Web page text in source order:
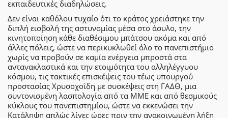
εκπαιδευτικές διαδηλώσεις.
Δεν είναι καθόλου τυχαίο ότι το κράτος χρειάστηκε την
διπλή εισβολή της αστυνομίας μέσα στο άσυλο, την
κινητοποίηση κάθε διαθέσιμου μπάτσου ακόμα και από
άλλες πόλεις, ώστε να περικυκλωθεί όλο το πανεπιστήμιο
χωρίς να προβούν σε καμία ενέργεια μπροστά στα
αντανακλαστικά και την ετοιμότητα του αλληλέγγυου
κόσμου, τις τακτικές επισκέψεις του τέως υπουργού
προστασίας Χρυσοχοΐδη με συσκέψεις στη ΓΑΔΘ, μια
συντονισμένη λασπολογία από τα ΜΜΕ και από θεσμικούς
κύκλους του πανεπιστημίου, ώστε να εκκενώσει την
Κατάληψη απλώς λίγες ώρες πριν την ανακοινωμένη λήξη